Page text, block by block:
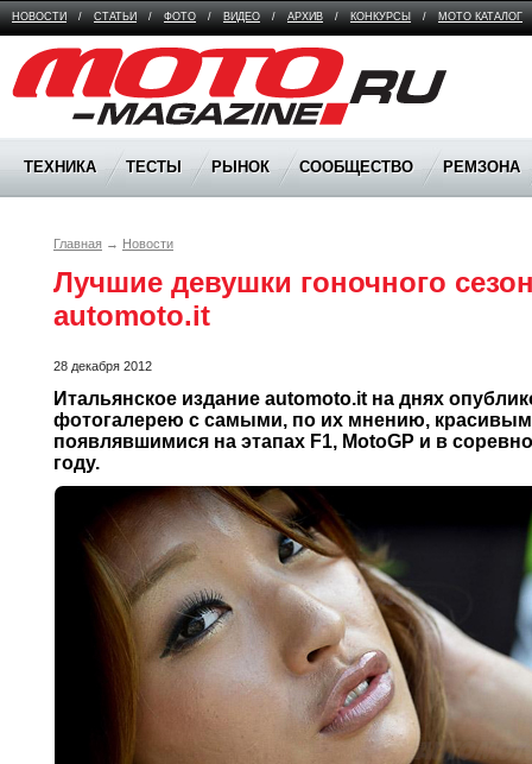
НОВОСТИ / СТАТЬИ / ФОТО / ВИДЕО / АРХИВ / КОНКУРСЫ / МОТО КАТАЛОГ
Moto Magazine
ТЕХНИКА ТЕСТЫ РЫНОК СООБЩЕСТВО РЕМЗОНА
Главная → Новости
Лучшие девушки гоночного
automoto.it
28 декабря 2012
Итальянское издание automoto.it на днях
фотогалерею с самыми, по их мнению,
появлявшимися на этапах F1, MotoGP и в
году.